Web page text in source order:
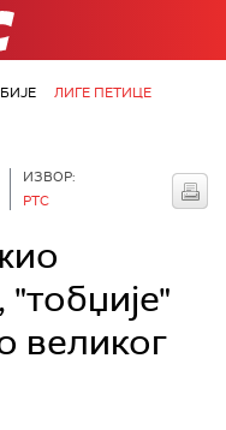
ЛИГЕ ПЕТИЦЕ
ИЗВОР:
РТС
великог